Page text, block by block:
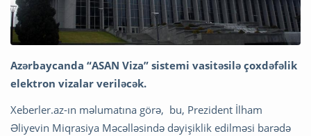
Azərbaycanda “ASAN Viza” sistemi vasitəsilə çoxdəfəlik
elektron vizalar veriləcək.
Xeberler.az-ın məlumatına görə, bu, Prezident İlham
Əliyevin Miqrasiya Məcəlləsində dəyişiklik edilməsi barədə